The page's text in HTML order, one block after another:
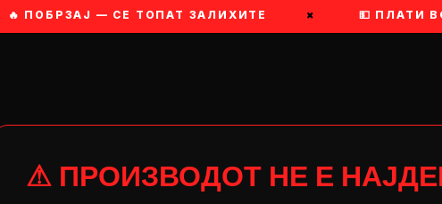
🔥 ПОБРЗАЈ — СЕ ТОПАТ ЗАЛИХИТЕ 💵 ПЛАТИ
⚠ ПРОИЗВОДОТ НЕ Е